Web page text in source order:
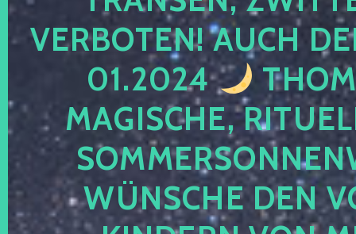
VERBOTEN! AUCH
01.2024
MAGISCHE,
WÜNSCHE DEN